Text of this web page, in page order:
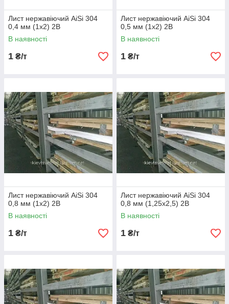
Лист нержавіючий AiSi 304
0,4 мм (1х2) 2В
В наявності
1 ₴/т
Лист нержавіючий AiSi 304
0,5 мм (1х2) 2В
В наявності
1 ₴/т
Лист нержавіючий AiSi 304
0,8 мм (1х2) 2В
В наявності
1 ₴/т
Лист нержавіючий AiSi 304
0,8 мм (1,25х2,5) 2В
В наявності
1 ₴/т